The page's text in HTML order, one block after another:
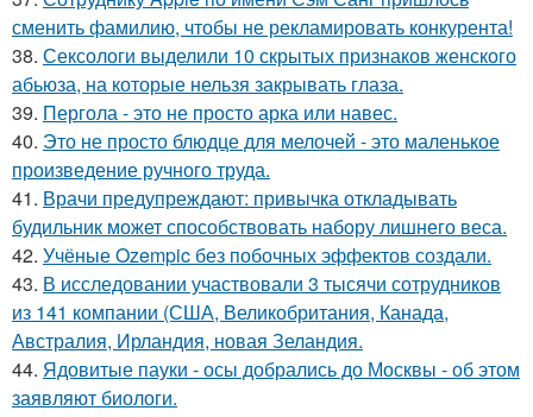
сменить фамилию, чтобы не рекламировать конкурента!
38. Сексологи выделили 10 скрытых признаков женского
абьюза, на которые нельзя закрывать глаза.
39. Пергола - это не просто арка или навес.
40. Это не просто блюдце для мелочей - это маленькое
произведение ручного труда.
41. Врачи предупреждают: привычка откладывать
будильник может способствовать набору лишнего веса.
42. Учёные Ozempic без побочных эффектов создали.
43. В исследовании участвовали 3 тысячи сотрудников
из 141 компании (США, Великобритания, Канада,
Австралия, Ирландия, новая Зеландия.
44. Ядовитые пауки - осы добрались до Москвы - об этом
заявляют биологи.